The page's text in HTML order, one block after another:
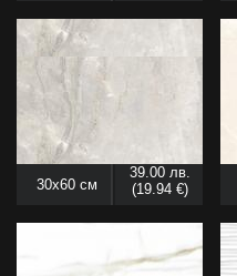
30x60 см
39.00 лв.
(19.94 €)